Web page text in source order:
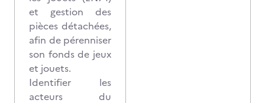
et gestion des
pièces détachées,
afin de pérenniser
son fonds de jeux
et jouets.
Identifier les
acteurs du